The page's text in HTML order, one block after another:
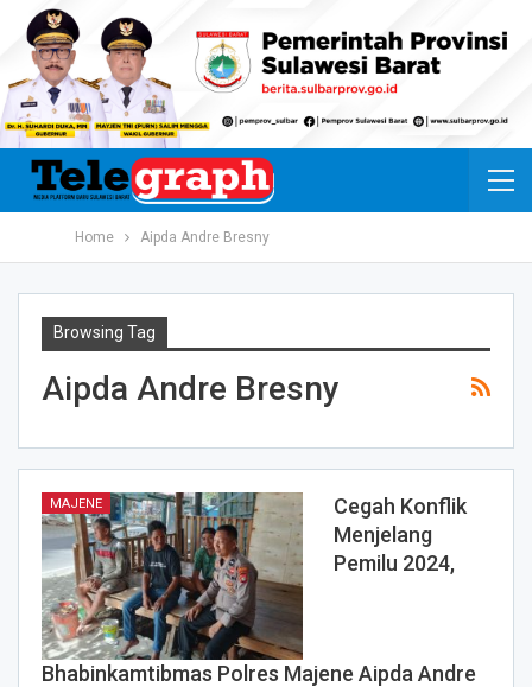
Home Aipda Andre Bresny
Browsing Tag
Aipda Andre Bresny
MAJENE
Cegah Konflik
Menjelang
Pemilu 2024,
Bhabinkamtibmas Polres Majene Aipda Andre